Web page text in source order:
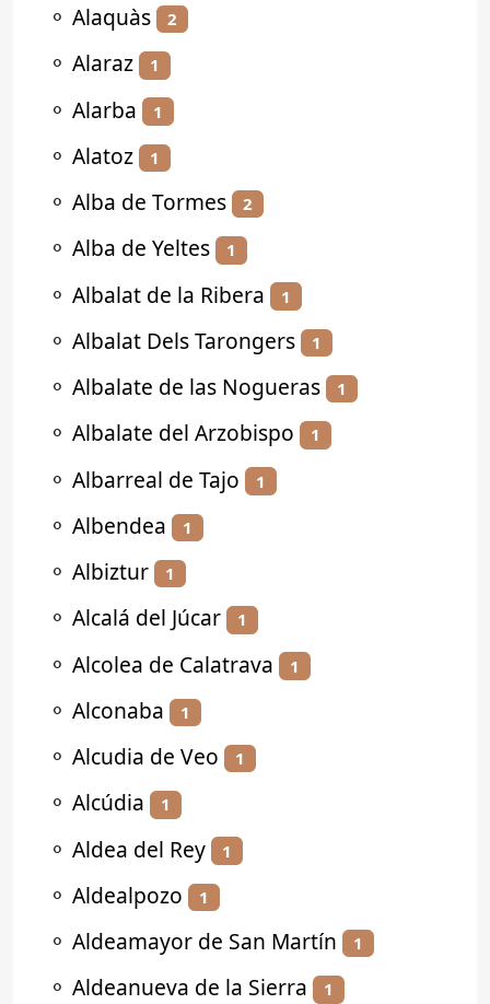
⚬ Alaquàs 2
⚬ Alaraz 1
⚬ Alarba 1
⚬ Alatoz 1
⚬ Alba de Tormes 2
⚬ Alba de Yeltes 1
⚬ Albalat de la Ribera 1
⚬ Albalat Dels Tarongers 1
⚬ Albalate de las Nogueras 1
⚬ Albalate del Arzobispo 1
⚬ Albarreal de Tajo 1
⚬ Albendea 1
⚬ Albiztur 1
⚬ Alcalá del Júcar 1
⚬ Alcolea de Calatrava 1
⚬ Alconaba 1
⚬ Alcudia de Veo 1
⚬ Alcúdia 1
⚬ Aldea del Rey 1
⚬ Aldealpozo 1
⚬ Aldeamayor de San Martín 1
⚬ Aldeanueva de la Sierra 1